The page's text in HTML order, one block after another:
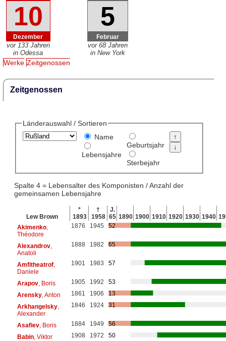
10
Dezember
vor 133 Jahren
in Odessa
5
Februar
vor 68 Jahren
in New York
Werke Zeitgenossen
Zeitgenossen
Länderauswahl / Sortieren
Name
Lebensjahre
Geburtsjahr
Sterbejahr
Spalte 4 = Lebensalter des Komponisten / Anzahl der
gemeinsamen Lebensjahre
Lew Brown
*
1893
†
1958
J.
65 1890 1900 1910 1920 1930 1940
Akimenko,
Théodore
1876 1945 52
Alexandrov,
Anatoli
1888 1982 65
Amfitheatrof,
Daniele
1901 1983 57
Arapov, Boris 1905 1992
53
Arensky, Anton 1861 1906
13
Arkhangelsky,
Alexander
1846 1924 31
Asafiev, Boris 1884 1949
56
Babin, Viktor 1908 1972
50